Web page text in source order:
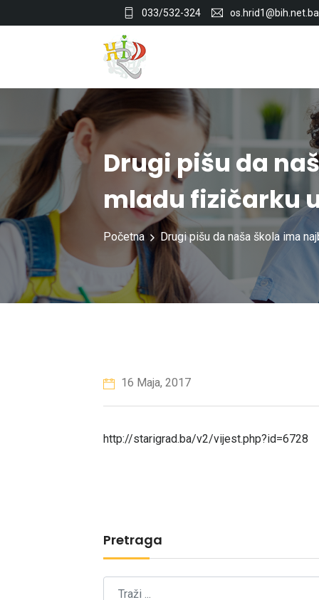
033/532-324 os.hrid1@bih.net.ba
Drugi pišu da
mladu fizičarku
Početna Drugi pišu da naša škola ima
16 Maja, 2017
http://starigrad.ba/v2/vijest.php?id=6728
Pretraga